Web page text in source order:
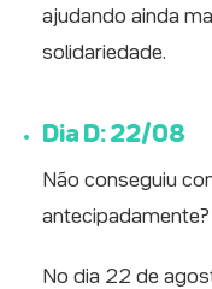
ajudando ainda
solidariedade.
Dia D: 22/08
Não conseguiu
antecipadamente?
No dia 22 de